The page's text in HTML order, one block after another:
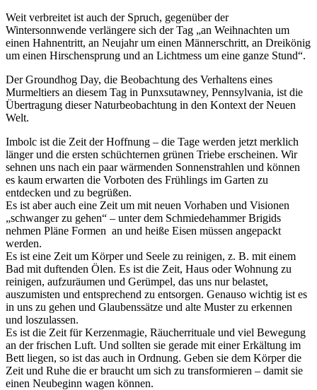
Weit verbreitet ist auch der Spruch, gegenüber der
Wintersonnwende verlängere sich der Tag „an Weihnachten um
einen Hahnentritt, an Neujahr um einen Männerschritt, an Dreikönig
um einen Hirschensprung und an Lichtmess um eine ganze Stund“.
Der Groundhog Day, die Beobachtung des Verhaltens eines
Murmeltiers an diesem Tag in Punxsutawney, Pennsylvania, ist die
Übertragung dieser Naturbeobachtung in den Kontext der Neuen
Welt.
Imbolc ist die Zeit der Hoffnung – die Tage werden jetzt merklich
länger und die ersten schüchternen grünen Triebe erscheinen. Wir
sehnen uns nach ein paar wärmenden Sonnenstrahlen und können
es kaum erwarten die Vorboten des Frühlings im Garten zu
entdecken und zu begrüßen.
Es ist aber auch eine Zeit um mit neuen Vorhaben und Visionen
„schwanger zu gehen“ – unter dem Schmiedehammer Brigids
nehmen Pläne Formen an und heiße Eisen müssen angepackt
werden.
Es ist eine Zeit um Körper und Seele zu reinigen, z. B. mit einem
Bad mit duftenden Ölen. Es ist die Zeit, Haus oder Wohnung zu
reinigen, aufzuräumen und Gerümpel, das uns nur belastet,
auszumisten und entsprechend zu entsorgen. Genauso wichtig ist es
in uns zu gehen und Glaubenssätze und alte Muster zu erkennen
und loszulassen.
Es ist die Zeit für Kerzenmagie, Räucherrituale und viel Bewegung
an der frischen Luft. Und sollten sie gerade mit einer Erkältung im
Bett liegen, so ist das auch in Ordnung. Geben sie dem Körper die
Zeit und Ruhe die er braucht um sich zu transformieren – damit sie
einen Neubeginn wagen können.